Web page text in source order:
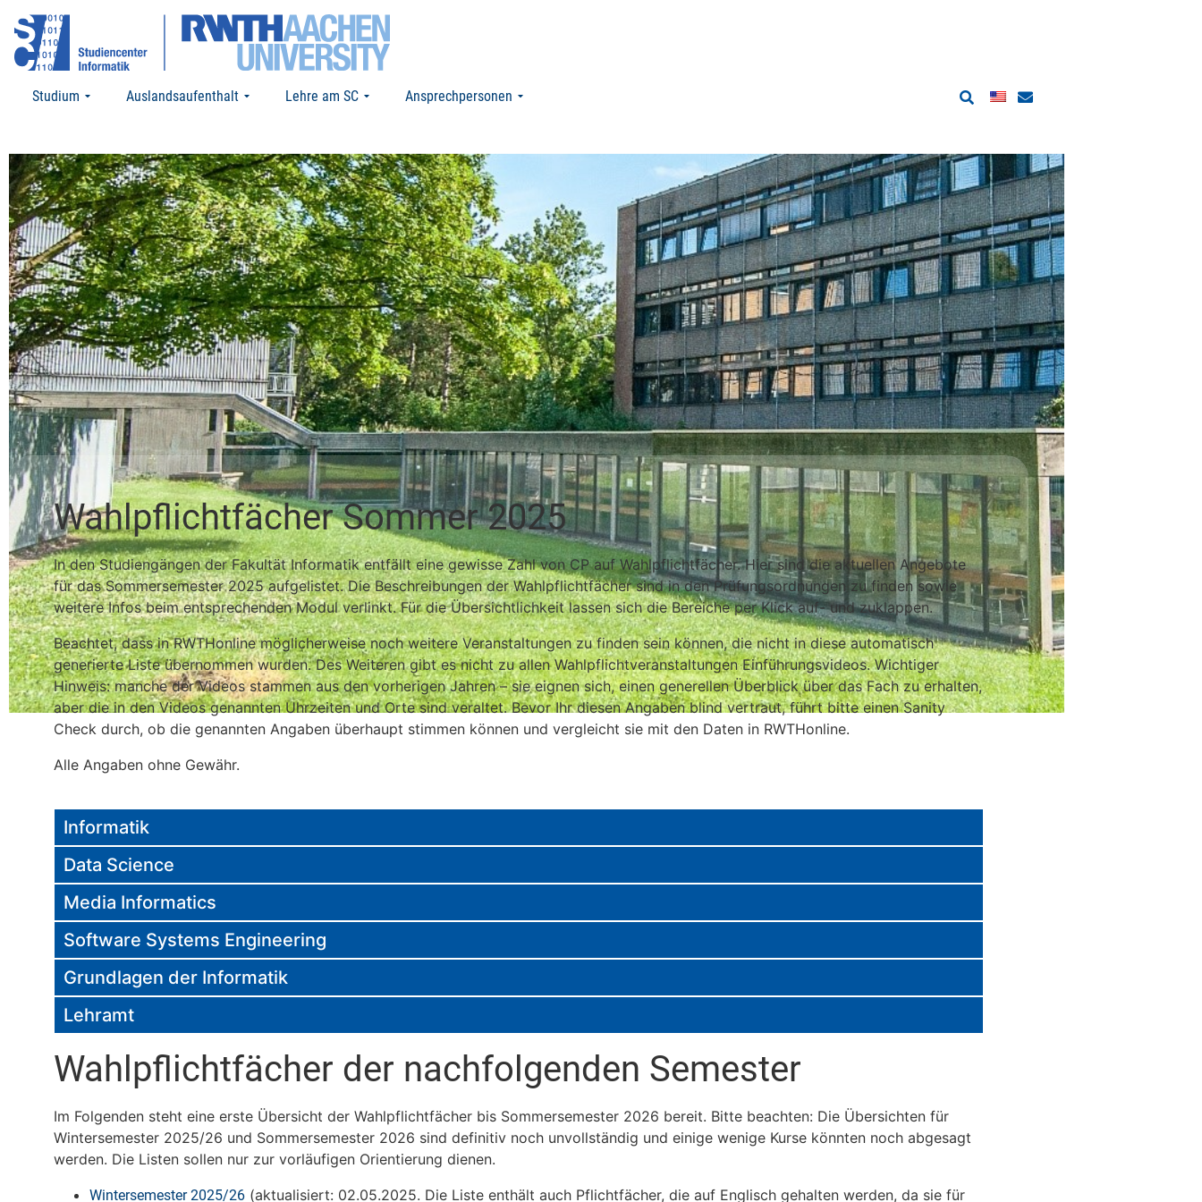
Studium Auslandsaufenthalt Lehre am SC Ansprechpersonen
Wahlpflichtfächer Sommer 2025
In den Studiengängen der Fakultät Informatik entfällt eine gewisse Zahl von CP auf Wahlpflichtfächer. Hier sind die aktuellen Angebote
für das Sommersemester 2025 aufgelistet.Die Beschreibungen der Wahlpflichtfächer sind in den Prüfungsordnungen zu finden sowie
weitere Infos beim entsprechenden Modul verlinkt.Für die Übersichtlichkeit lassen sich die Bereiche per Klick auf- und zuklappen.
Beachtet, dass in RWTHonline möglicherweise noch weitere Veranstaltungen zu finden sein können, die nicht in diese automatisch
generierte Liste übernommen wurden. Des Weiteren gibt es nicht zu allen Wahlpflichtveranstaltungen Einführungsvideos. Wichtiger
Hinweis: manche der Videos stammen aus den vorherigen Jahren – sie eignen sich, einen generellen Überblick über das Fach zu erhalten,
aber die in den Videos genannten Uhrzeiten und Orte sind veraltet. Bevor Ihr diesen Angaben blind vertraut, führt bitte einen Sanity
Check durch, ob die genannten Angaben überhaupt stimmen können und vergleicht sie mit den Daten in RWTHonline.
Alle Angaben ohne Gewähr.
Informatik
Data Science
Media Informatics
Software Systems Engineering
Grundlagen der Informatik
Lehramt
Wahlpflichtfächer der nachfolgenden Semester
Im Folgenden steht eine erste Übersicht der Wahlpflichtfächer bis Sommersemester 2026 bereit. Bitte beachten: Die Übersichten für
Wintersemester 2025/26 und Sommersemester 2026 sind definitiv noch unvollständig und einige wenige Kurse könnten noch abgesagt
werden. Die Listen sollen nur zur vorläufigen Orientierung dienen.
Wintersemester 2025/26 (aktualisiert: 02.05.2025. Die Liste enthält auch Pflichtfächer, die auf Englisch gehalten werden, da sie für